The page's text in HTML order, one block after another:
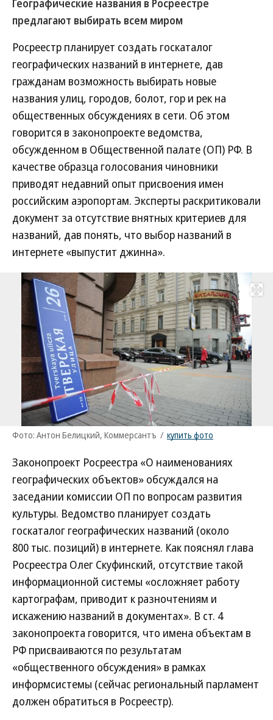
Географические названия в Росреестре
предлагают выбирать всем миром
Росреестр планирует создать госкаталог
географических названий в интернете, дав
гражданам возможность выбирать новые
названия улиц, городов, болот, гор и рек на
общественных обсуждениях в сети. Об этом
говорится в законопроекте ведомства,
обсужденном в Общественной палате (ОП) РФ. В
качестве образца голосования чиновники
приводят недавний опыт присвоения имен
российским аэропортам. Эксперты раскритиковали
документ за отсутствие внятных критериев для
названий, дав понять, что выбор названий в
интернете «выпустит джинна».
Развернуть
Фото: Антон Белицкий, Коммерсантъ / купить фото
Законопроект Росреестра «О наименованиях
географических объектов» обсуждался на
заседании комиссии ОП по вопросам развития
культуры. Ведомство планирует создать
госкаталог географических названий (около
800 тыс. позиций) в интернете. Как пояснял глава
Росреестра Олег Скуфинский, отсутствие такой
информационной системы «осложняет работу
картографам, приводит к разночтениям и
искажению названий в документах». В ст. 4
законопроекта говорится, что имена объектам в
РФ присваиваются по результатам
«общественного обсуждения» в рамках
информсистемы (сейчас региональный парламент
должен обратиться в Росреестр).